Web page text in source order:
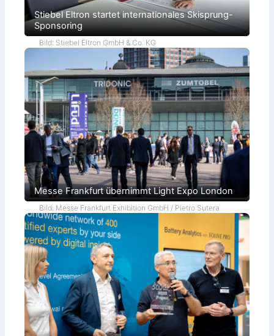
Stiebel Eltron startet internationales Skisprung-
Sponsoring
Bild: Stiebel Eltron GmbH & Co. KG
Messe Frankfurt übernimmt Light Expo London
Bild: Messe Frankfurt Exhibition GmbH / Pietro Sutera